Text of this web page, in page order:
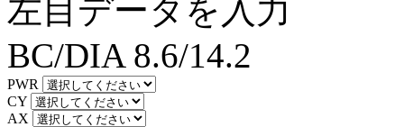
左目データを入力
BC/DIA 8.6/14.2
PWR
CY
AX